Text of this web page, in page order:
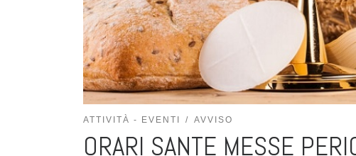
ATTIVITÀ - EVENTI AVVISO
ORARI SANTE MESSE